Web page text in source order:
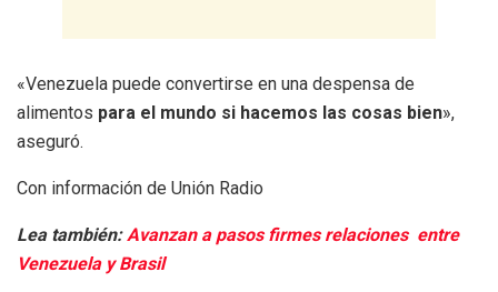
«Venezuela puede convertirse en una despensa de
alimentos para el mundo si hacemos las cosas bien»,
aseguró.
Con información de Unión Radio
Lea también:Avanzan a pasos firmes relaciones entre
Venezuela y Brasil